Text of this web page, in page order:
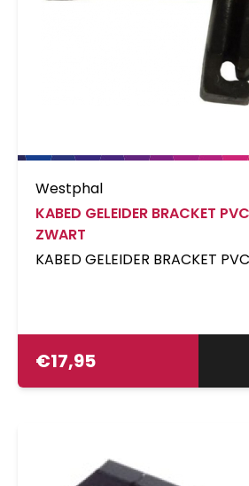
Westphal
KABED GELEIDER BRACKET
ZWART
KABED GELEIDER BRACKET
€17,95